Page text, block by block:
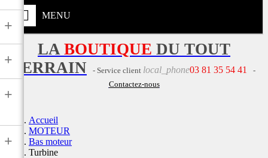
MENU
+
+
+
+
LA BOUTIQUE DU TOUT
TERRAIN
- Service client local_phone03 81 35 54 41
-
Contactez-nous
Accueil
MOTEUR
Bas moteur
Turbine